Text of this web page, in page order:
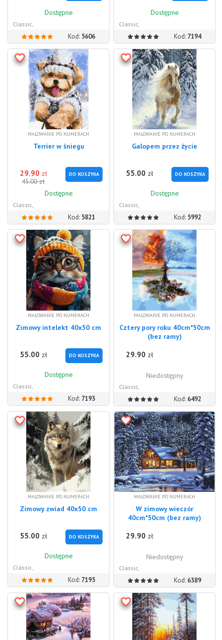
Dostępne
Classic,
Kod: 5606
Dostępne
Classic,
Kod: 7194
MALOWANIE PO NUMERACH
Terrier w śniegu
29.90 zł
45.00zł
DO KOSZYKA
Dostępne
Classic,
Kod: 5821
MALOWANIE PO NUMERACH
Galopem przez życie
55.00 zł DO KOSZYKA
Dostępne
Classic,
Kod: 5992
MALOWANIE PO NUMERACH
Zimowy intelekt 40x50 cm
55.00 zł DO KOSZYKA
Dostępne
Classic,
Kod: 7193
MALOWANIE PO NUMERACH
Cztery pory roku 40cm*50cm
(bez ramy)
29.90 zł
Niedostępny
Classic,
Kod: 6492
MALOWANIE PO NUMERACH
Zimowy zwiad 40x50 cm
55.00 zł DO KOSZYKA
Dostępne
Classic,
Kod: 7195
MALOWANIE PO NUMERACH
W zimowy wieczór
40cm*50cm (bez ramy)
29.90 zł
Niedostępny
Classic,
Kod: 6389